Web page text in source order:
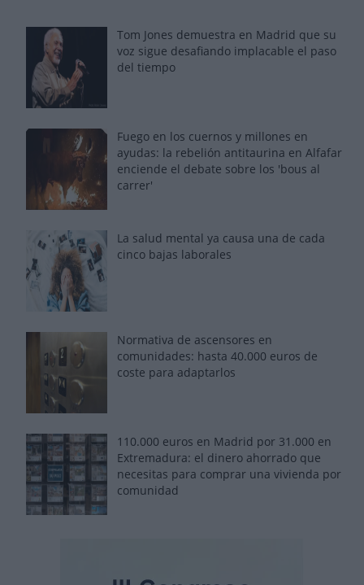
Tom Jones demuestra en Madrid que su
voz sigue desafiando implacable el paso
del tiempo
Fuego en los cuernos y millones en
ayudas: la rebelión antitaurina en Alfafar
enciende el debate sobre los 'bous al
carrer'
La salud mental ya causa una de cada
cinco bajas laborales
Normativa de ascensores en
comunidades: hasta 40.000 euros de
coste para adaptarlos
110.000 euros en Madrid por 31.000 en
Extremadura: el dinero ahorrado que
necesitas para comprar una vivienda por
comunidad